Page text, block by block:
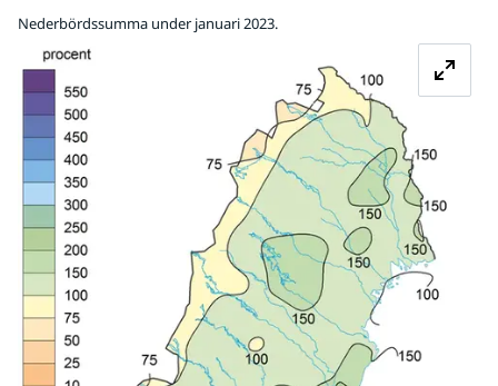
Nederbördssumma under januari 2023.